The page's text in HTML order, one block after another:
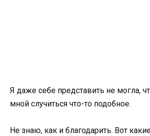
Я даже себе представить не могла,
мной случиться что-то подобное.
Не знаю, как и благодарить. Вот